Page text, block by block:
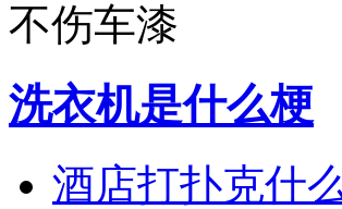
不伤车漆
洗衣机是什么梗
酒店打扑克什